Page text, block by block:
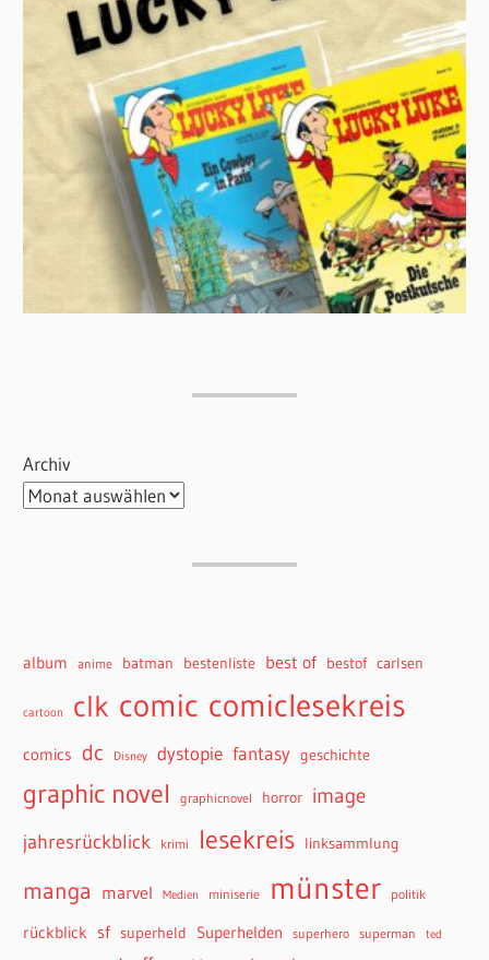
Archiv
album anime batman bestenliste best of bestof carlsen
cartoon clk comic comiclesekreis
comics dc Disney dystopie fantasy geschichte
graphic novel graphicnovel horror image
jahresrückblick krimi lesekreis linksammlung
manga marvel Medien miniserie münster politik
rückblick sf superheld Superhelden superhero superman ted